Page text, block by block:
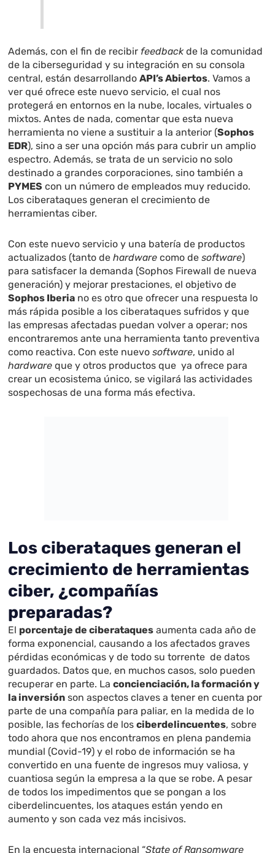
Además, con el fin de recibir feedback de la comunidad
de la ciberseguridad y su integración en su consola
central, están desarrollandoAPI’s Abiertos. Vamos a
ver qué ofrece este nuevo servicio, el cual nos
protegerá en entornos en la nube, locales, virtuales o
mixtos. Antes de nada, comentar que esta nueva
herramienta no viene a sustituir a la anterior (Sophos
EDR), sino a ser una opción más para cubrir un amplio
espectro. Además, se trata de un servicio no solo
destinado a grandes corporaciones, sino también a
PYMES con un número de empleados muy reducido.
Los ciberataques generan el crecimiento de
herramientas ciber.
Con este nuevo servicio y una batería de productos
actualizados (tanto dehardware como desoftware)
para satisfacer la demanda (Sophos Firewall de nueva
generación) y mejorar prestaciones, el objetivo de
Sophos Iberia no es otro que ofrecer una respuesta lo
más rápida posible a los ciberataques sufridos y que
las empresas afectadas puedan volver a operar; nos
encontraremos ante una herramienta tanto preventiva
como reactiva. Con este nuevosoftware, unido al
hardware que y otros productos que ya ofrece para
crear un ecosistema único, se vigilará las actividades
sospechosas de una forma más efectiva.
Los ciberataques generan el
crecimiento de herramientas
ciber, ¿compañías
preparadas?
El porcentaje de ciberataques aumenta cada año de
forma exponencial, causando a los afectados graves
pérdidas económicas y de todo su torrente de datos
guardados. Datos que, en muchos casos, solo pueden
recuperar en parte. Laconcienciación, la formación y
la inversión son aspectos claves a tener en cuenta por
parte de una compañía para paliar, en la medida de lo
posible, las fechorías de losciberdelincuentes, sobre
todo ahora que nos encontramos en plena pandemia
mundial (Covid-19) y el robo de información se ha
convertido en una fuente de ingresos muy valiosa, y
cuantiosa según la empresa a la que se robe. A pesar
de todos los impedimentos que se pongan a los
ciberdelincuentes, los ataques están yendo en
aumento y son cada vez más incisivos.
En la encuesta internacional “State of Ransomware